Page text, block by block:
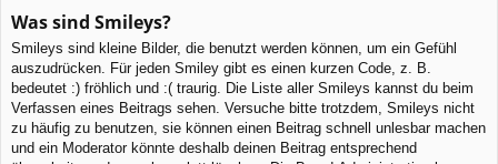
Was sind Smileys?
Smileys sind kleine Bilder, die benutzt werden können, um ein Gefühl
auszudrücken. Für jeden Smiley gibt es einen kurzen Code, z. B.
bedeutet :) fröhlich und :( traurig. Die Liste aller Smileys kannst du beim
Verfassen eines Beitrags sehen. Versuche bitte trotzdem, Smileys nicht
zu häufig zu benutzen, sie können einen Beitrag schnell unlesbar machen
und ein Moderator könnte deshalb deinen Beitrag entsprechend